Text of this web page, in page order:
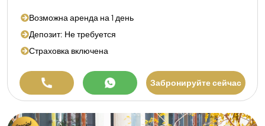
Возможна аренда на 1 день
Депозит: Не требуется
Страховка включена
Забронируйте сейчас